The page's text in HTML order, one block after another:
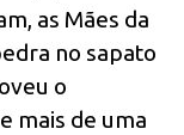
as Mães da
no sapato
o
mais de uma